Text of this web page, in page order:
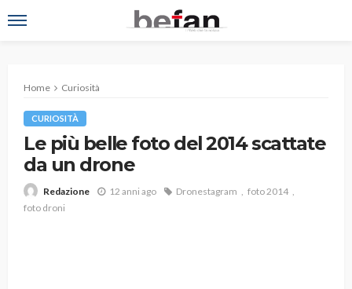
Home Curiosità
CURIOSITÀ
Le più belle foto del 2014 scattate
da un drone
Redazione 12 anni ago Dronestagram
foto 2014
foto droni